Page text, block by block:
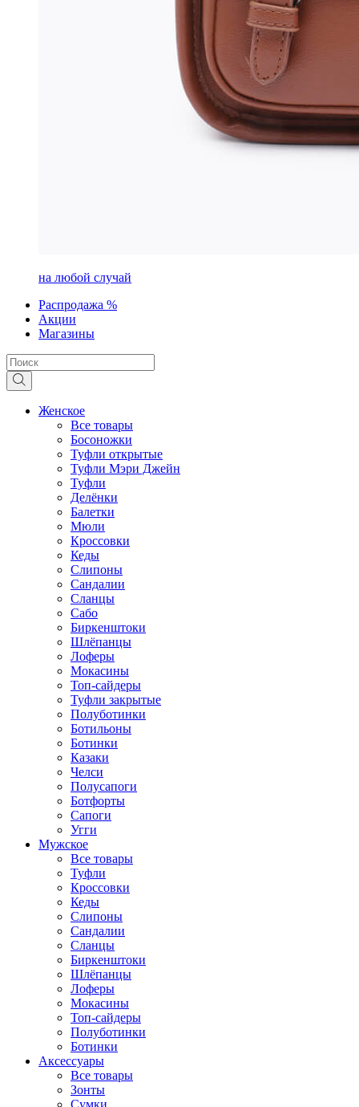
на любой случай
Распродажа %
Акции
Магазины
Женское
Все товары
Босоножки
Туфли открытые
Туфли Мэри Джейн
Туфли
Делёнки
Балетки
Мюли
Кроссовки
Кеды
Слипоны
Сандалии
Сланцы
Сабо
Биркенштоки
Шлёпанцы
Лоферы
Мокасины
Топ-сайдеры
Туфли закрытые
Полуботинки
Ботильоны
Ботинки
Казаки
Челси
Полусапоги
Ботфорты
Сапоги
Угги
Мужское
Все товары
Туфли
Кроссовки
Кеды
Слипоны
Сандалии
Сланцы
Биркенштоки
Шлёпанцы
Лоферы
Мокасины
Топ-сайдеры
Полуботинки
Ботинки
Аксессуары
Все товары
Зонты